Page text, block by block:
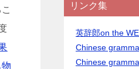
リンク集
英辞郎on the
Chinese
Chinese